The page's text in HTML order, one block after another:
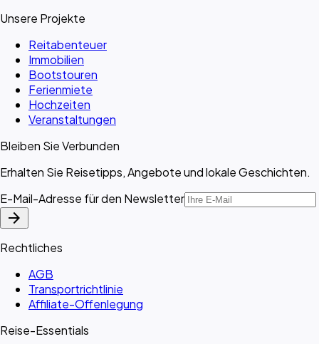
Unsere Projekte
Reitabenteuer
Immobilien
Bootstouren
Ferienmiete
Hochzeiten
Veranstaltungen
Bleiben Sie Verbunden
Erhalten Sie Reisetipps, Angebote und lokale Geschichten.
E-Mail-Adresse für den Newsletter
arrow_forward
Rechtliches
AGB
Transportrichtlinie
Affiliate-Offenlegung
Reise-Essentials